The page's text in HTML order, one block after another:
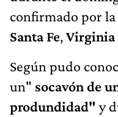
confirmado por la
Santa Fe,Virginia
Según pudo
un" socavón de
produndidad" y